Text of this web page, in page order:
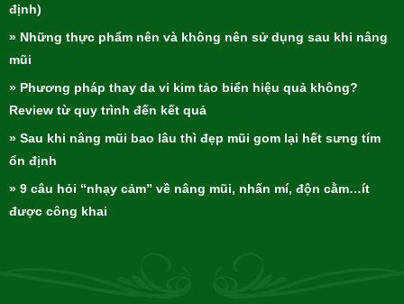
định)
» Những thực phẩm nên và không nên sử dụng sau khi nâng
mũi
» Phương pháp thay da vi kim tảo biển hiệu quả không?
Review từ quy trình đến kết quả
» Sau khi nâng mũi bao lâu thì đẹp mũi gom lại hết sưng tím
ổn định
» 9 câu hỏi “nhạy cảm” về nâng mũi, nhấn mí, độn cằm…ít
được công khai